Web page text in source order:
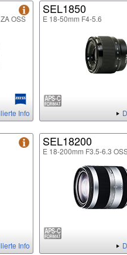
OSS
Info
SEL1850
E 18-50mm F4-5.6
Info
SEL18200
E 18-200mm F3.5-6.3